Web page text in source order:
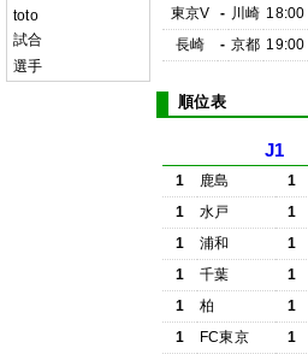
toto
試合
選手
東京V
- 川崎 18:00
長崎
- 京都 19:00
順位表
J1
1 鹿島 1
1
水戸 1
1
浦和 1
1
千葉 1
1
柏 1
1
FC東京 1